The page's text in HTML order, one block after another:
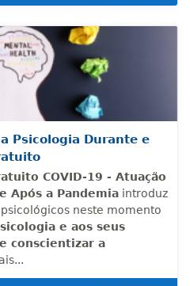
Psicologia Durante e
COVID-19 - Atuação
Após a Pandemia introduz
neste momento
e aos seus
conscientizar a